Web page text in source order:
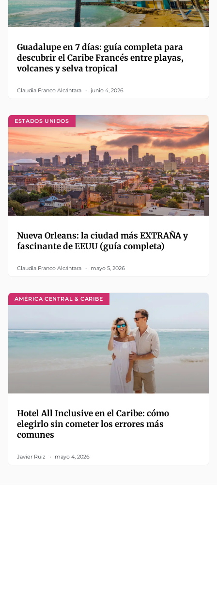
Guadalupe en 7 días: guía completa para
descubrir el Caribe Francés entre playas,
volcanes y selva tropical
Claudia Franco Alcántara junio 4, 2026
ESTADOS UNIDOS
Nueva Orleans: la ciudad más EXTRAÑA y
fascinante de EEUU (guía completa)
Claudia Franco Alcántara mayo 5, 2026
AMÉRICA CENTRAL & CARIBE
Hotel All Inclusive en el Caribe: cómo
elegirlo sin cometer los errores más
comunes
Javier Ruiz mayo 4, 2026